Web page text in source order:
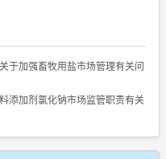
于加强畜牧用盐市场管理有关问
添加剂氯化钠市场监管职责有关